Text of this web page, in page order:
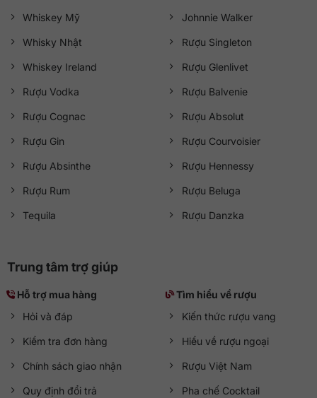
Whiskey Mỹ
Whisky Nhật
Whiskey Ireland
Rượu Vodka
Rượu Cognac
Rượu Gin
Rượu Absinthe
Rượu Rum
Tequila
Johnnie Walker
Rượu Singleton
Rượu Glenlivet
Rượu Balvenie
Rượu Absolut
Rượu Courvoisier
Rượu Hennessy
Rượu Beluga
Rượu Danzka
Trung tâm trợ giúp
Hỗ trợ mua hàng
Hỏi và đáp
Kiểm tra đơn hàng
Chính sách giao nhận
Quy định đổi trả
Tìm hiểu về rượu
Kiến thức rượu vang
Hiểu về rượu ngoại
Rượu Việt Nam
Pha chế Cocktail